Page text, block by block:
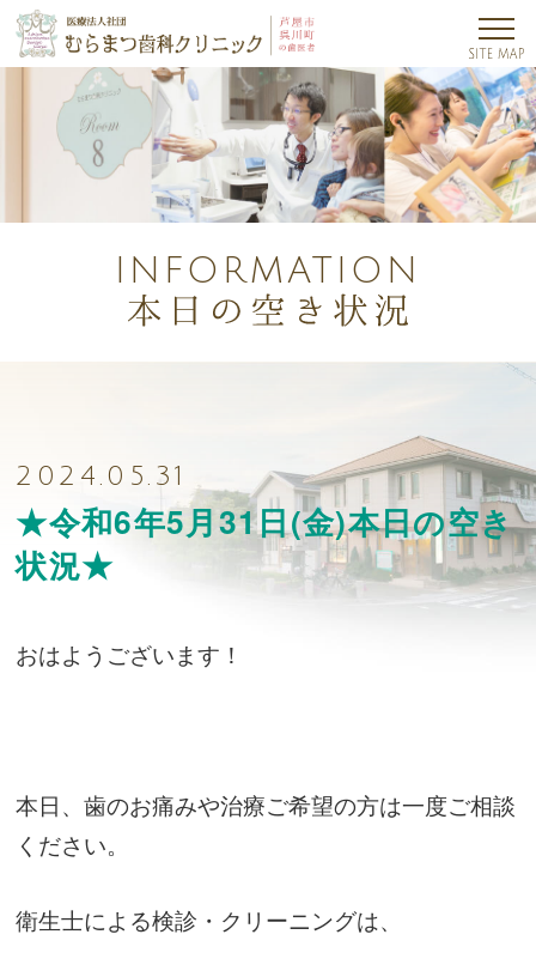
INFORMATION
2024.05.31
★令和6年5月31日(金)本日の空き
状況★
おはようございます！
本日、歯のお痛みや治療ご希望の方は一度ご相談
ください。
衛生士による検診・クリーニングは、